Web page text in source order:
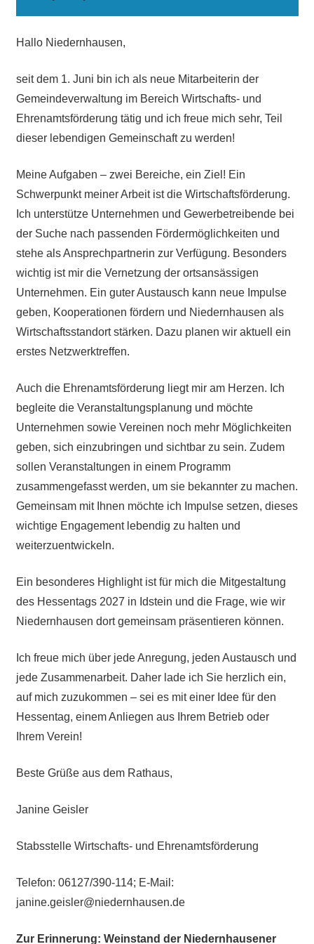
Hallo Niedernhausen,
seit dem 1. Juni bin ich als neue Mitarbeiterin der
Gemeindeverwaltung im Bereich Wirtschafts- und
Ehrenamtsförderung tätig und ich freue mich sehr, Teil
dieser lebendigen Gemeinschaft zu werden!
Meine Aufgaben – zwei Bereiche, ein Ziel! Ein
Schwerpunkt meiner Arbeit ist die Wirtschaftsförderung.
Ich unterstütze Unternehmen und Gewerbetreibende bei
der Suche nach passenden Fördermöglichkeiten und
stehe als Ansprechpartnerin zur Verfügung. Besonders
wichtig ist mir die Vernetzung der ortsansässigen
Unternehmen. Ein guter Austausch kann neue Impulse
geben, Kooperationen fördern und Niedernhausen als
Wirtschaftsstandort stärken. Dazu planen wir aktuell ein
erstes Netzwerktreffen.
Auch die Ehrenamtsförderung liegt mir am Herzen. Ich
begleite die Veranstaltungsplanung und möchte
Unternehmen sowie Vereinen noch mehr Möglichkeiten
geben, sich einzubringen und sichtbar zu sein. Zudem
sollen Veranstaltungen in einem Programm
zusammengefasst werden, um sie bekannter zu machen.
Gemeinsam mit Ihnen möchte ich Impulse setzen, dieses
wichtige Engagement lebendig zu halten und
weiterzuentwickeln.
Ein besonderes Highlight ist für mich die Mitgestaltung
des Hessentags 2027 in Idstein und die Frage, wie wir
Niedernhausen dort gemeinsam präsentieren können.
Ich freue mich über jede Anregung, jeden Austausch und
jede Zusammenarbeit. Daher lade ich Sie herzlich ein,
auf mich zuzukommen – sei es mit einer Idee für den
Hessentag, einem Anliegen aus Ihrem Betrieb oder
Ihrem Verein!
Beste Grüße aus dem Rathaus,
Janine Geisler
Stabsstelle Wirtschafts- und Ehrenamtsförderung
Telefon: 06127/390-114; E-Mail:
janine.geisler@niedernhausen.de
Zur Erinnerung: Weinstand der Niedernhausener